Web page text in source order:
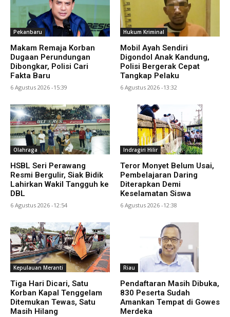
Pekanbaru
Makam Remaja Korban
Dugaan Perundungan
Dibongkar, Polisi Cari
Fakta Baru
6 Agustus 2026 -15:39
Hukum Kriminal
Mobil Ayah Sendiri
Digondol Anak Kandung,
Polisi Bergerak Cepat
Tangkap Pelaku
6 Agustus 2026 -13:32
Olahraga
HSBL Seri Perawang
Resmi Bergulir, Siak Bidik
Lahirkan Wakil Tangguh ke
DBL
6 Agustus 2026 -12:54
Indragiri Hilir
Teror Monyet Belum Usai,
Pembelajaran Daring
Diterapkan Demi
Keselamatan Siswa
6 Agustus 2026 -12:38
Kepulauan Meranti
Tiga Hari Dicari, Satu
Korban Kapal Tenggelam
Ditemukan Tewas, Satu
Masih Hilang
Riau
Pendaftaran Masih Dibuka,
830 Peserta Sudah
Amankan Tempat di Gowes
Merdeka